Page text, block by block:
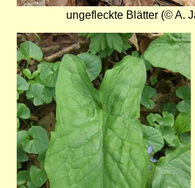
ungefleckte Blätter (© A.
Bild